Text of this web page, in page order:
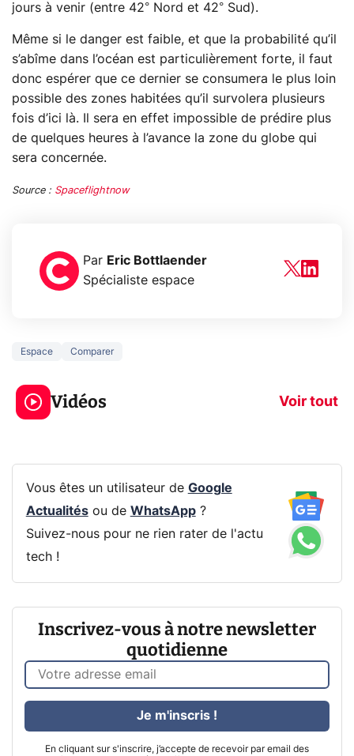
jours à venir (entre 42° Nord et 42° Sud).
Même si le danger est faible, et que la probabilité qu’il
s’abîme dans l’océan est particulièrement forte, il faut
donc espérer que ce dernier se consumera le plus loin
possible des zones habitées qu’il survolera plusieurs
fois d’ici là. Il sera en effet impossible de prédire plus
de quelques heures à l’avance la zone du globe qui
sera concernée.
Source : Spaceflightnow
Par Eric Bottlaender
Spécialiste espace
Espace Comparer
Vidéos Voir tout
3 écrans en 1 pour
319€ ? Voici L'AOC
CQ32G4ZA !
prochaine
Vous êtes un utilisateur de Google
Actualitésou de WhatsApp?
Suivez-nous pour ne rien rater de l'actu
tech !
Inscrivez-vous à notre newsletter
quotidienne
En cliquant sur s'inscrire, j’accepte de recevoir par email des
Je m'inscris !